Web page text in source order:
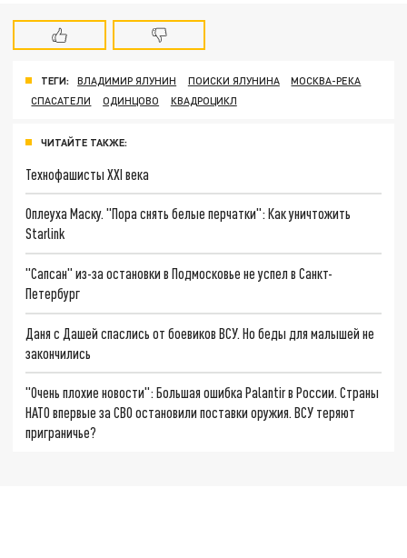
ТЕГИ: ВЛАДИМИР ЯЛУНИН ПОИСКИ ЯЛУНИНА
МОСКВА-РЕКА
СПАСАТЕЛИ
ОДИНЦОВО КВАДРОЦИКЛ
ЧИТАЙТЕ ТАКЖЕ:
Технофашисты XXI века
Оплеуха Маску. "Пора снять белые перчатки": Как уничтожить
Starlink
"Сапсан" из-за остановки в Подмосковье не успел в Санкт-
Петербург
Даня с Дашей спаслись от боевиков ВСУ. Но беды для малышей не
закончились
"Очень плохие новости": Большая ошибка Palantir в России. Страны
НАТО впервые за СВО остановили поставки оружия. ВСУ теряют
приграничье?